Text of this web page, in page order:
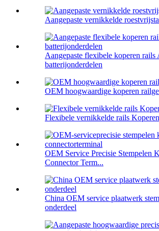
Aangepaste vernikkelde
Aangepaste flexibele koperen rails
batterijonderdelen
OEM hoogwaardige koperen
Flexibele vernikkelde rails
OEM Service Precisie Stempelen
Connector Term...
China OEM service plaatwerk
onderdeel